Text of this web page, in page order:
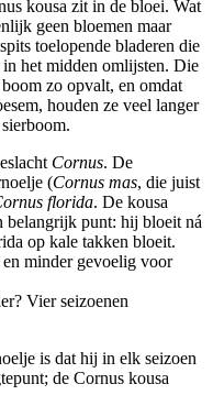
kousa zit in de bloei. Wat
geen bloemen maar
toelopende bladeren die
het midden omlijsten. Die
zo opvalt, en omdat
houden ze veel langer
Cornus. De
(Cornus mas, die juist
florida. De kousa
belangrijk punt: hij bloeit ná
op kale takken bloeit.
minder gevoelig voor
Vier seizoenen
is dat hij in elk seizoen
de Cornus kousa